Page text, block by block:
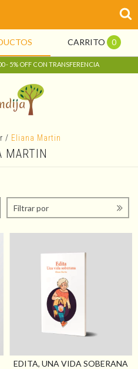
CARRITO 0
- 5% OFF CON TRANSFERENCIA
/ Eliana Martin
MARTIN
Filtrar por
EDITA, UNA VIDA SOBERANA